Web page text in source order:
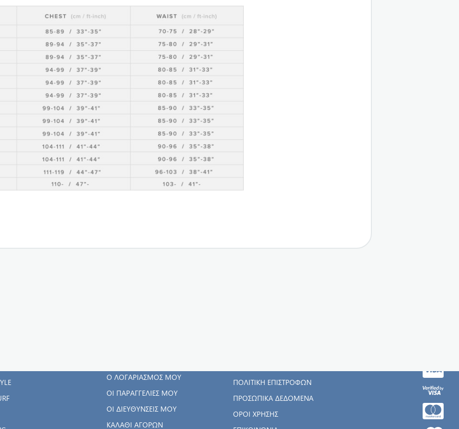
Ο ΛΟΓΑΡΙΑΣΜΌΣ ΜΟΥ
ΟΙ ΠΑΡΑΓΓΕΛΊΕΣ ΜΟΥ
ΟΙ ΔΙΕΥΘΎΝΣΕΙΣ ΜΟΥ
ΚΑΛΆΘΙ ΑΓΟΡΏΝ
ΠΟΛΙΤΙΚΉ ΕΠΙΣΤΡΟΦΏΝ
ΠΡΟΣΩΠΙΚΆ ΔΕΔΟΜΈΝΑ
ΌΡΟΙ ΧΡΉΣΗΣ